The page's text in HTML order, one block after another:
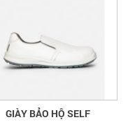
GIÀY BẢO HỘ SELF